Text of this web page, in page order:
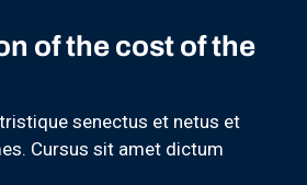
of the cost of the
senectus et netus et
Cursus sit amet dictum